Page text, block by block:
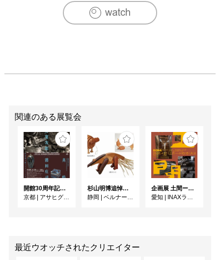
関連のある展覧会
開館30周年記念 山本爲三郎・河井寬次郎没後60年記念 「共鳴 河井寬次郎 × 濱田庄司 ー山本爲三郎コレクションより」
京都 | アサヒグループ大山崎山荘美術館
杉山明博追悼展 木とわたし―木工の妙技と美術教育
静岡 | ベルナール・ビュフェ美術館
企画展 土間ーつくって、つかって、再発見ー
愛知 | INAXライブミュージアム
最近ウオッチされたクリエイター